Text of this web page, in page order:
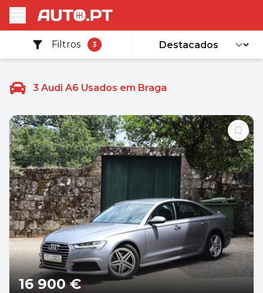
Filtros 3
3 Audi A6 Usados em Braga
16 900 €